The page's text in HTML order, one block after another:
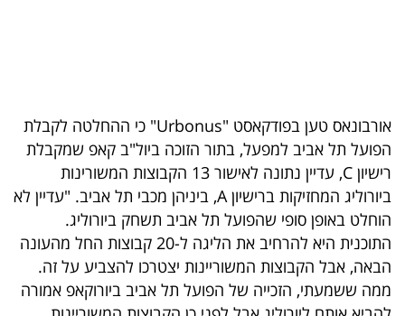
5
המילון
הכלכלי
פודקאסט
40
אורבונאס טען בפודקאסט "Urbonus" כי ההחלטה לקבלת
הפועל תל אביב למפעל, בתור הזוכה ביול"ב קאפ שמקבלת
רישיון C, עדיין נתונה לאישור 13 הקבוצות המשורינות
ביורוליג המחזיקות ברישיון A, ביניהן מכבי תל אביב. "עדיין לא
הוחלט באופן סופי שהפועל תל אביב תשחק ביורוליג.
התוכנית היא להרחיב את הליגה ל-20 קבוצות החל מהעונה
הבאה, אבל הקבוצות המשוריינות יצטרכו להצביע על זה.
ממה ששמעתי, הזכייה של הפועל תל אביב ביורוקאפ אמורה